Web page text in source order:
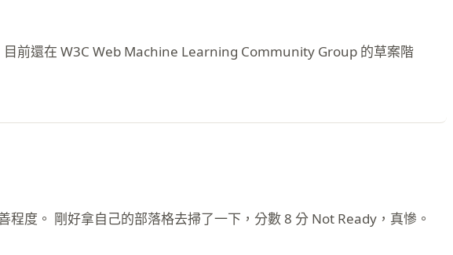
前還在 W3C Web Machine Learning Community Group 的草案階
度。 剛好拿自己的部落格去掃了一下，分數 8 分 Not Ready，真慘。